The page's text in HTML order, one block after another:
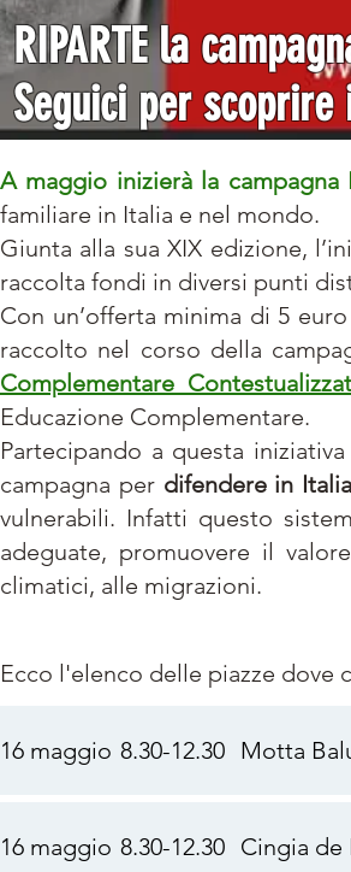
RIPARTE la
Seguici per
A maggio inizierà la campagna
familiare in Italia e nel mondo.
Giunta alla sua XIX edizione,
raccolta fondi in diversi punti
Con un’offerta minima di 5
raccolto nel corso della
Complementare
Educazione Complementare.
Partecipando a questa
campagna per difendere in
vulnerabili. Infatti questo
adeguate, promuovere il
climatici, alle migrazioni.
Ecco l'elenco delle piazze dove
16 maggio 8.30-12.30 Motta
16 maggio 8.30-12.30 Cingia de